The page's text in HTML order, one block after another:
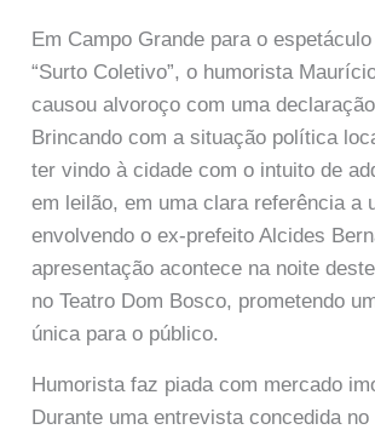
Em Campo Grande para o
“Surto Coletivo”, o humorista
causou alvoroço com uma
Brincando com a situação política
ter vindo à cidade com o intuito de
em leilão, em uma clara referência a
envolvendo o ex-prefeito Alcides
apresentação acontece na noite
no Teatro Dom Bosco, prometendo
única para o público.
Humorista faz piada com mercado
Durante uma entrevista concedida no